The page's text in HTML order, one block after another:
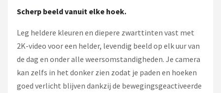
Scherp beeld vanuit elke hoek.
Leg heldere kleuren en diepere zwarttinten vast met
2K-video voor een helder, levendig beeld op elk uur van
de dag en onder alle weersomstandigheden. Je camera
kan zelfs in het donker zien zodat je paden en hoeken
goed verlicht blijven dankzij de bewegingsgeactiveerde